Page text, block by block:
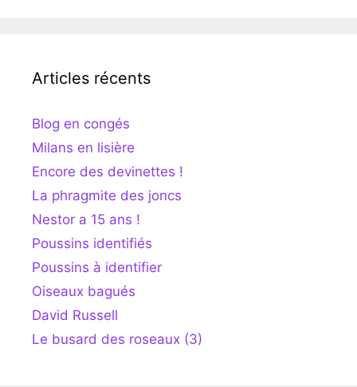
Articles récents
Blog en congés
Milans en lisière
Encore des devinettes !
La phragmite des joncs
Nestor a 15 ans !
Poussins identifiés
Poussins à identifier
Oiseaux bagués
David Russell
Le busard des roseaux (3)